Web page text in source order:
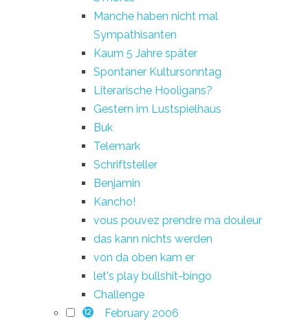
Manche haben nicht mal
Sympathisanten
Kaum 5 Jahre später
Spontaner Kultursonntag
Literarische Hooligans?
Gestern im Lustspielhaus
Buk
Telemark
Schriftsteller
Benjamin
Kancho!
vous pouvez prendre ma douleur
das kann nichts werden
von da oben kam er
let's play bullshit-bingo
Challenge
12 February 2006